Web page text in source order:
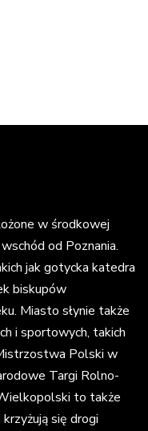
w środkowej
od Poznania.
jak gotycka katedra
biskupów
Miasto słynie także
i sportowych, takich
Polski w
Targi Rolno-
to także
się drogi